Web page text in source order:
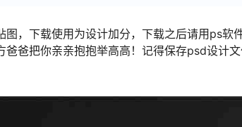
，下载使用为设计加分，下载之后请用ps软
爸把你亲亲抱抱举高高！记得保存psd设计